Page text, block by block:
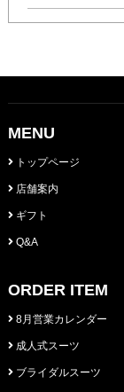
MENU
トップページ
店舗案内
ギフト
Q&A
ORDER ITEM
8月営業カレンダー
成人式スーツ
ブライダルスーツ